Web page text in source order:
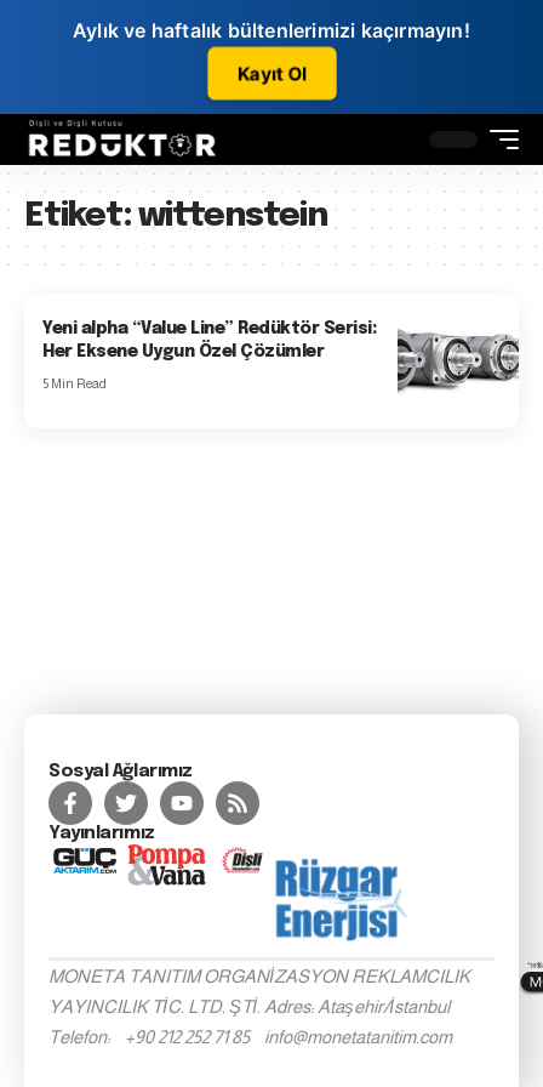
Aylık ve haftalık bültenlerimizi kaçırmayın!
Kayıt Ol
Etiket:wittenstein
Yeni alpha “Value Line” Redüktör Serisi:
Her Eksene Uygun Özel Çözümler
5 Min Read
Sosyal Ağlarımız
Yayınlarımız
MONETA TANITIM ORGANİZASYON REKLAMCILIK
YAYINCILIK TİC. LTD. ŞTİ. Adres: Ataşehir/İstanbul
Telefon: +90 212 252 71 85 info@monetatanitim.com